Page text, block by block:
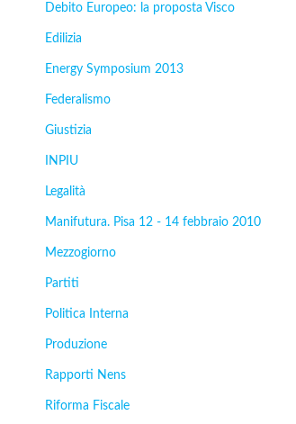
Debito Europeo: la proposta Visco
Edilizia
Energy Symposium 2013
Federalismo
Giustizia
INPIU
Legalità
Manifutura. Pisa 12 - 14 febbraio 2010
Mezzogiorno
Partiti
Politica Interna
Produzione
Rapporti Nens
Riforma Fiscale